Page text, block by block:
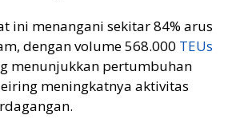
ini menangani sekitar 84% arus
dengan volume 568.000 TEUs
menunjukkan pertumbuhan
meningkatnya aktivitas